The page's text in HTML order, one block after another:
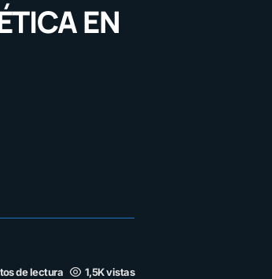
EN
de lectura
1,5K vistas